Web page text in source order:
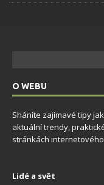
O WEBU
Sháníte zajímavé tipy
aktuální trendy,
stránkách
Lidé a svět